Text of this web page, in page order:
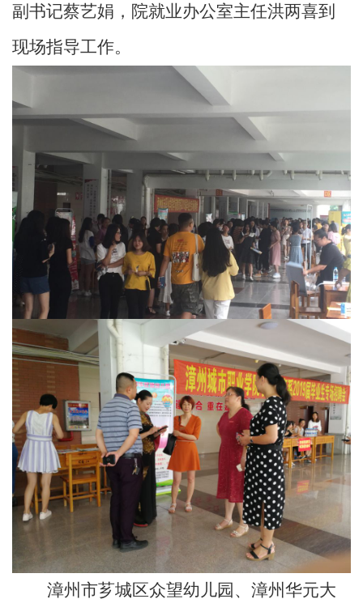
副书记蔡艺娟，院就业办公室主任洪两喜到
现场指导工作。
漳州市芗城区众望幼儿园、漳州华元大